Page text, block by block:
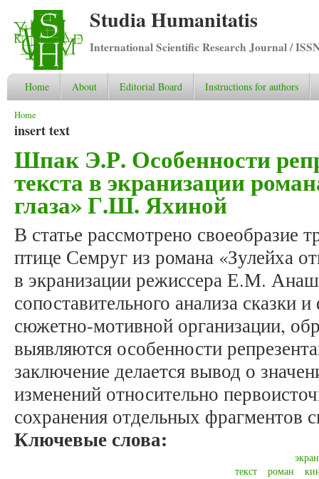
Studia Humanitatis
International Scientific Research Journal /
Home About Editorial Board Instructions for authors
You are here
Home
insert text
Шпак Э.Р. Особенности
текста в экранизации
глаза» Г.Ш. Яхиной
В статье рассмотрено своеобразие
птице Семруг из романа «Зулейха
в экранизации режиссера Е.М.
сопоставительного анализа сказки
сюжетно-мотивной организации,
выявляются особенности
заключение делается вывод о
изменений относительно
сохранения отдельных фрагментов
Ключевые слова:
текст
роман